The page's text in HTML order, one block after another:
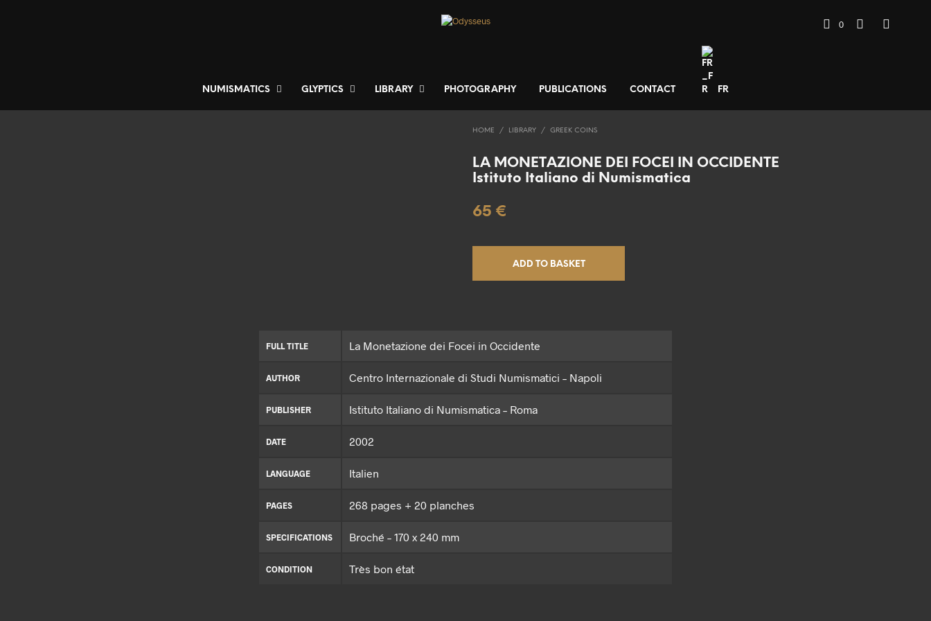
NUMISMATICS GLYPTICS LIBRARY PHOTOGRAPHY PUBLICATIONS CONTACT FR
0
HOME / LIBRARY / GREEK COINS
LA MONETAZIONE DEI FOCEI IN OCCIDENTE
Istituto Italiano di Numismatica
65 €
ADD TO BASKET
FULL TITLE La Monetazione dei Focei in Occidente
AUTHOR Centro Internazionale di Studi Numismatici – Napoli
PUBLISHER Istituto Italiano di Numismatica – Roma
DATE 2002
LANGUAGE Italien
PAGES 268 pages + 20 planches
SPECIFICATIONS Broché – 170 x 240 mm
CONDITION Très bon état